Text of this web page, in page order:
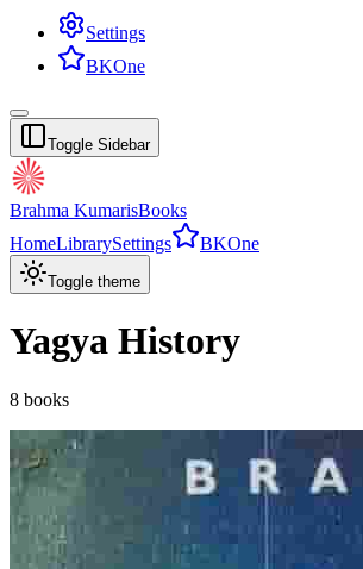
Settings
BKOne
Toggle Sidebar
Brahma KumarisBooks
HomeLibrarySettings BKOne
Toggle theme
Yagya History
8 books